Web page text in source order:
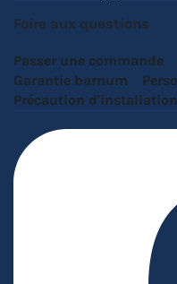
Foire aux questions
Passer une commande
Garantie barnum
Précaution d'installation